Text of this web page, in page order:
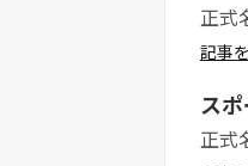
正式
記事
ス
正式